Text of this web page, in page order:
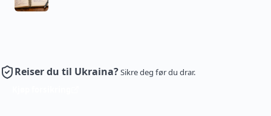
Reiser du til Ukraina?Sikre deg før du drar.